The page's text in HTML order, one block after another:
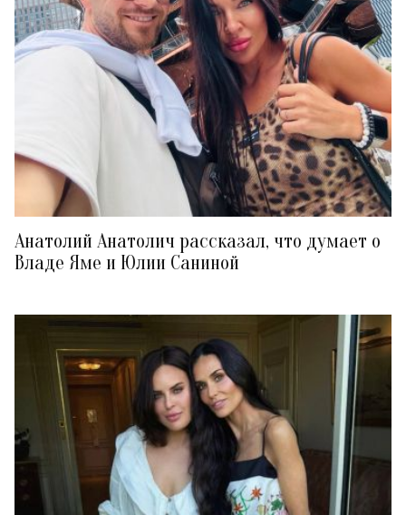
Анатолий Анатолич рассказал, что думает о
Владе Яме и Юлии Саниной